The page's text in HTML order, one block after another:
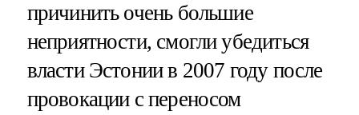
причинить очень большие
неприятности, смогли убедиться
власти Эстонии в 2007 году после
провокации с переносом